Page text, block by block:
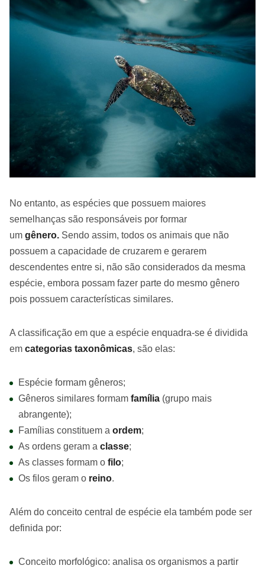
No entanto, as espécies que possuem maiores
semelhanças são responsáveis por formar
um gênero. Sendo assim, todos os animais que não
possuem a capacidade de cruzarem e gerarem
descendentes entre si, não são considerados da mesma
espécie, embora possam fazer parte do mesmo gênero
pois possuem características similares.
A classificação em que a espécie enquadra-se é dividida
em categorias taxonômicas, são elas:
Espécie formam gêneros;
Gêneros similares formam família (grupo mais
abrangente);
Famílias constituem a ordem;
As ordens geram a classe;
As classes formam o filo;
Os filos geram o reino.
Além do conceito central de espécie ela também pode ser
definida por:
Conceito morfológico: analisa os organismos a partir